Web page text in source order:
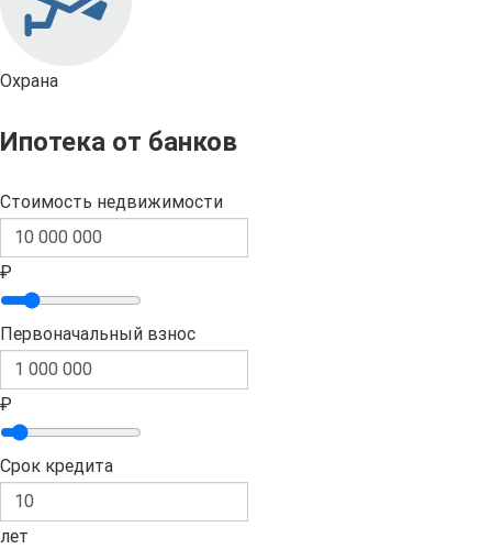
Охрана
Ипотека от банков
Стоимость недвижимости
₽
Первоначальный взнос
₽
Срок кредита
лет